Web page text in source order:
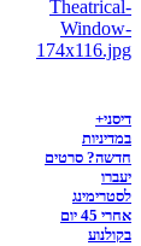
דיסני+
במדיניות
חדשה? סרטים
יעברו
לסטרימינג
אחרי 45 יום
בקולנוע